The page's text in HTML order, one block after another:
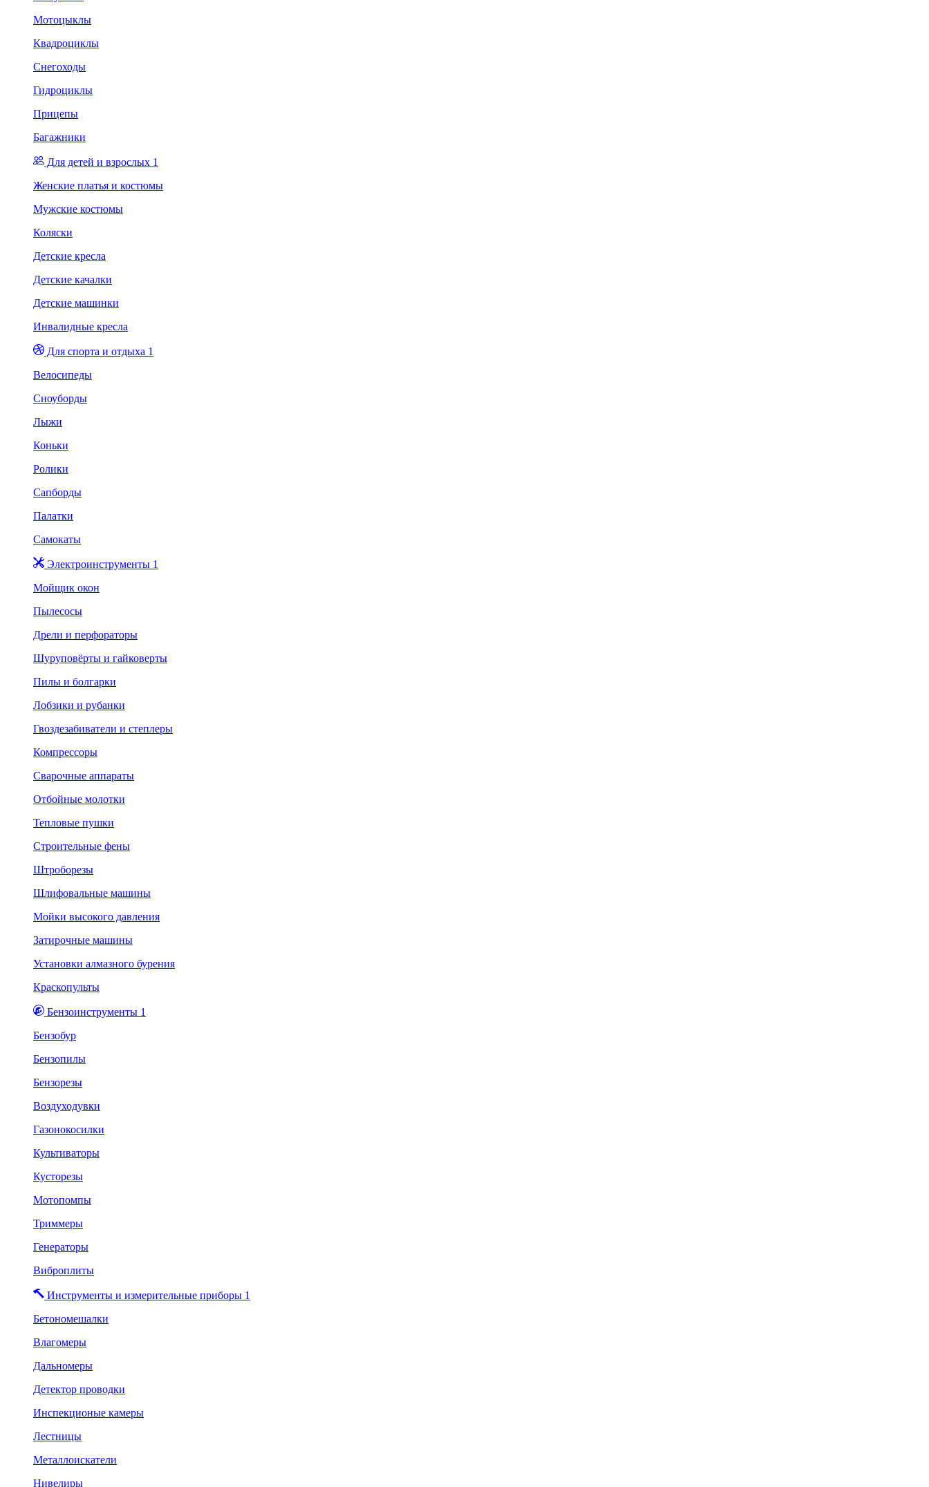
Мотоцыклы
Квадроциклы
Снегоходы
Гидроциклы
Прицепы
Багажники
Для детей и взрослых 1
Женские платья и костюмы
Мужские костюмы
Коляски
Детские кресла
Детские качалки
Детские машинки
Инвалидные кресла
Для спорта и отдыха 1
Велосипеды
Сноуборды
Лыжи
Коньки
Ролики
Сапборды
Палатки
Самокаты
Электроинструменты 1
Мойщик окон
Пылесосы
Дрели и перфораторы
Шуруповёрты и гайковерты
Пилы и болгарки
Лобзики и рубанки
Гвоздезабиватели и степлеры
Компрессоры
Сварочные аппараты
Отбойные молотки
Тепловые пушки
Строительные фены
Штроборезы
Шлифовальные машины
Мойки высокого давления
Затирочные машины
Установки алмазного бурения
Краскопульты
Бензоинструменты 1
Бензобур
Бензопилы
Бензорезы
Воздуходувки
Газонокосилки
Культиваторы
Кусторезы
Мотопомпы
Триммеры
Генераторы
Виброплиты
Инструменты и измерительные приборы 1
Бетономешалки
Влагомеры
Дальномеры
Детектор проводки
Инспекционые камеры
Лестницы
Металлоискатели
Нивелиры